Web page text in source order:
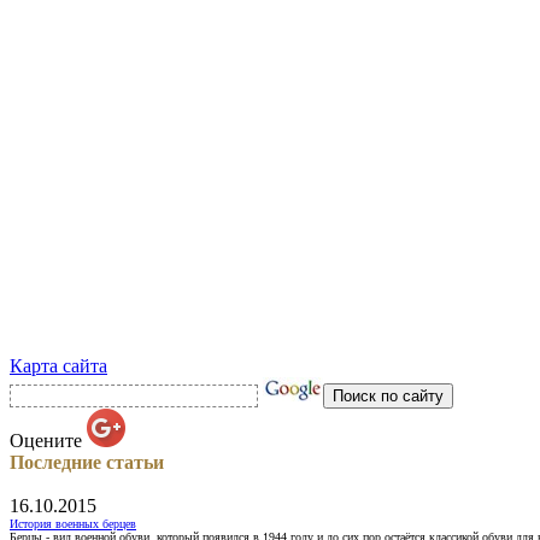
Карта сайта
Оцените
Последние статьи
16.10.2015
История военных берцев
Берцы - вид военной обуви, который появился в 1944 году и до сих пор остаётся классикой обуви